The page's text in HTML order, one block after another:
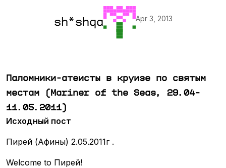
sh*shqa Apr 3, 2013
Паломники-атеисты в круизе по святым
местам (Mariner of the Seas, 29.04-
11.05.2011)
Исходный пост
Пирей (Афины) 2.05.2011г .
Welcome to Пирей!